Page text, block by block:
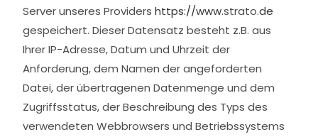
Server unseres Providershttps://www.strato.de
gespeichert.Dieser Datensatz besteht z.B. aus
Ihrer IP-Adresse, Datum und Uhrzeit der
Anforderung, dem Namen der angeforderten
Datei, der übertragenen Datenmenge und dem
Zugriffsstatus, der Beschreibung des Typs des
verwendeten Webbrowsers und Betriebssystems